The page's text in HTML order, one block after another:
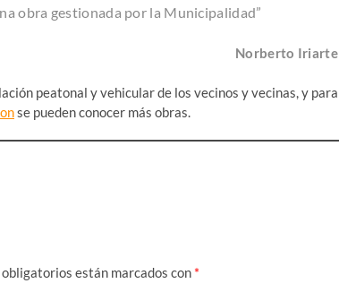
obra gestionada por la Municipalidad”
Norberto Iriarte
peatonal y vehicular de los vecinos y vecinas, y para
se pueden conocer más obras.
obligatorios están marcados con *